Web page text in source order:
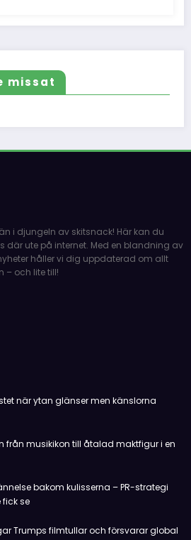
missat
i djungeln av skitsnack! Här kan du
där ute på internet. Med en blandning av
håller vi dig uppdaterad om allt
– och lite till!
när ytan glänser men känslorna
från musikikon till åtalad maktfigur i en
bakom kulisserna – PR-strategi
se
Trumps filmtullar och försvarar global